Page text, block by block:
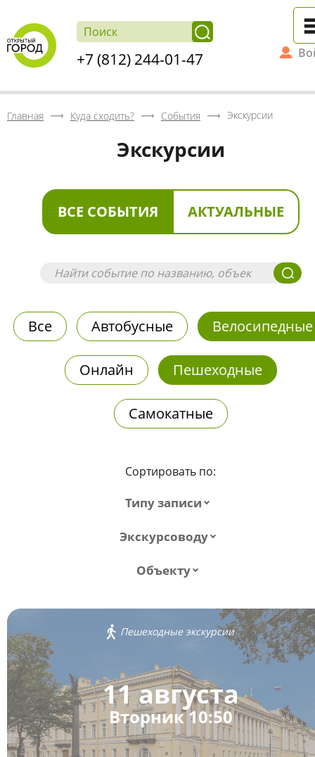
+7 (812) 244-01-47
Главная Куда сходить? События Экскурсии
Экскурсии
ВСЕ СОБЫТИЯ АКТУАЛЬНЫЕ
Все Автобусные Велосипедные
Онлайн Пешеходные
Самокатные
Сортировать по:
Типу записи
Экскурсоводу
Объекту
Пешеходные экскурсии
11 августа
Вторник 10:50